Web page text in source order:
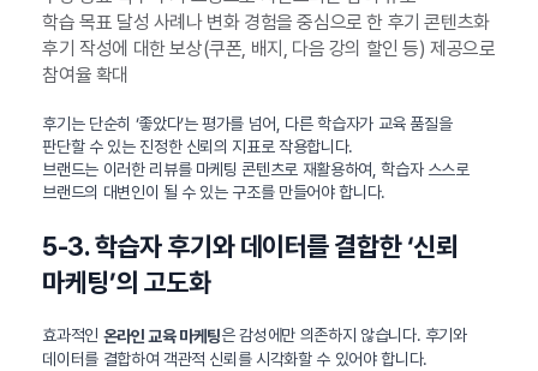
학습 목표 달성 사례나 변화 경험을 중심으로 한 후기 콘텐츠화
후기 작성에 대한 보상(쿠폰, 배지, 다음 강의 할인 등) 제공으로
참여율 확대
후기는 단순히 ‘좋았다’는 평가를 넘어, 다른 학습자가 교육 품질을
판단할 수 있는 진정한 신뢰의 지표로 작용합니다.
브랜드는 이러한 리뷰를 마케팅 콘텐츠로 재활용하여, 학습자 스스로
브랜드의 대변인이 될 수 있는 구조를 만들어야 합니다.
5-3. 학습자 후기와 데이터를 결합한 ‘신뢰
마케팅’의 고도화
효과적인 온라인 교육 마케팅은 감성에만 의존하지 않습니다. 후기와
데이터를 결합하여 객관적 신뢰를 시각화할 수 있어야 합니다.